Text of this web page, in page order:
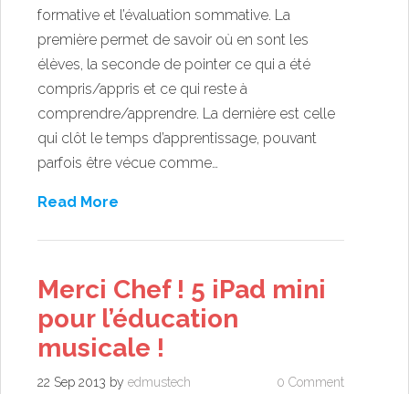
formative et l’évaluation sommative. La
première permet de savoir où en sont les
élèves, la seconde de pointer ce qui a été
compris/appris et ce qui reste à
comprendre/apprendre. La dernière est celle
qui clôt le temps d’apprentissage, pouvant
parfois être vécue comme…
Read More
Merci Chef ! 5 iPad mini
pour l’éducation
musicale !
22 Sep 2013 by edmustech 0 Comment